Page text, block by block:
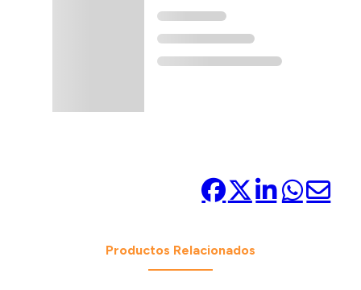
Productos Relacionados